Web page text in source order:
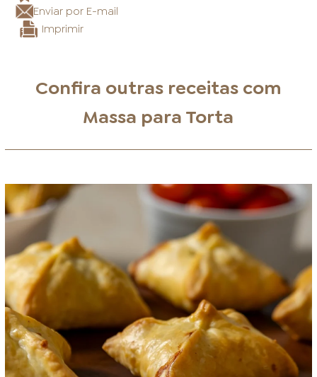
Enviar por E-mail
Imprimir
Confira outras receitas com
Massa para Torta